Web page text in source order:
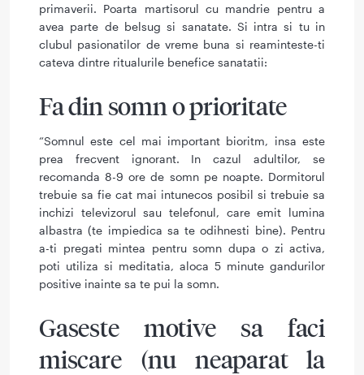
primaverii. Poarta martisorul cu mandrie pentru a
avea parte de belsug si sanatate. Si intra si tu in
clubul pasionatilor de vreme buna si reaminteste-ti
cateva dintre ritualurile benefice sanatatii:
Fa din somn o prioritate
“Somnul este cel mai important bioritm, insa este
prea frecvent ignorant. In cazul adultilor, se
recomanda 8-9 ore de somn pe noapte. Dormitorul
trebuie sa fie cat mai intunecos posibil si trebuie sa
inchizi televizorul sau telefonul, care emit lumina
albastra (te impiedica sa te odihnesti bine). Pentru
a-ti pregati mintea pentru somn dupa o zi activa,
poti utiliza si meditatia, aloca 5 minute gandurilor
positive inainte sa te pui la somn.
Gaseste motive sa faci
miscare (nu neaparat la